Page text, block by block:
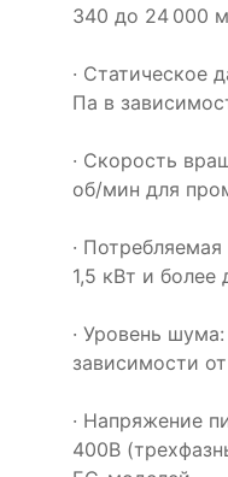
340 до 24 000
· Статическое
Па в
· Скорость
об/мин для
·
1,5 кВт и
· Уровень
зависимости
· Напряжение
400В